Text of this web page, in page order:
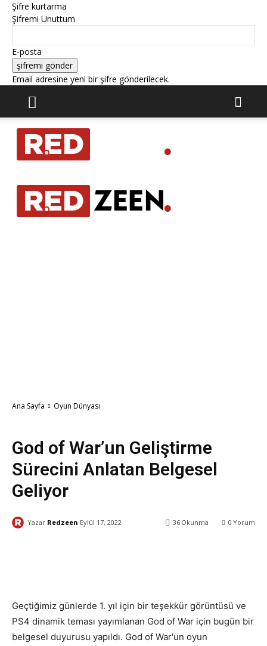
Şifre kurtarma
Şifremi Unuttum
E-posta
Email adresine yeni bir şifre gönderilecek.
Ana Sayfa Oyun Dünyası
God of War’un Geliştirme
Sürecini Anlatan Belgesel
Geliyor
Yazar Redzeen Eylül 17, 2022 0 Yorum
36 Okunma
Geçtiğimiz günlerde 1. yıl için bir teşekkür görüntüsü ve
PS4 dinamik teması yayımlanan God of War için bugün bir
belgesel duyurusu yapıldı. God of War'un oyun